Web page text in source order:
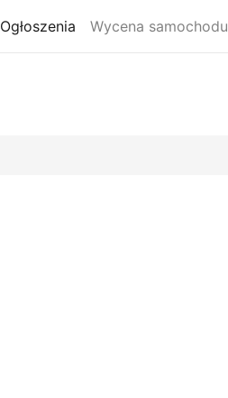
Ogłoszenia Wycena samochodu